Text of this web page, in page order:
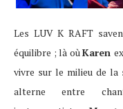
Les LUV K RAFT
équilibre ; là oùKaren
vivre sur le milieu de la
alterne entre